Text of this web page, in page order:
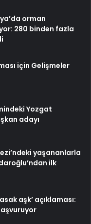
orman
280 binden fazla
için Gelişmeler
Yozgat
adayı
yaşananlarla
ilk
aşk’ açıklaması: